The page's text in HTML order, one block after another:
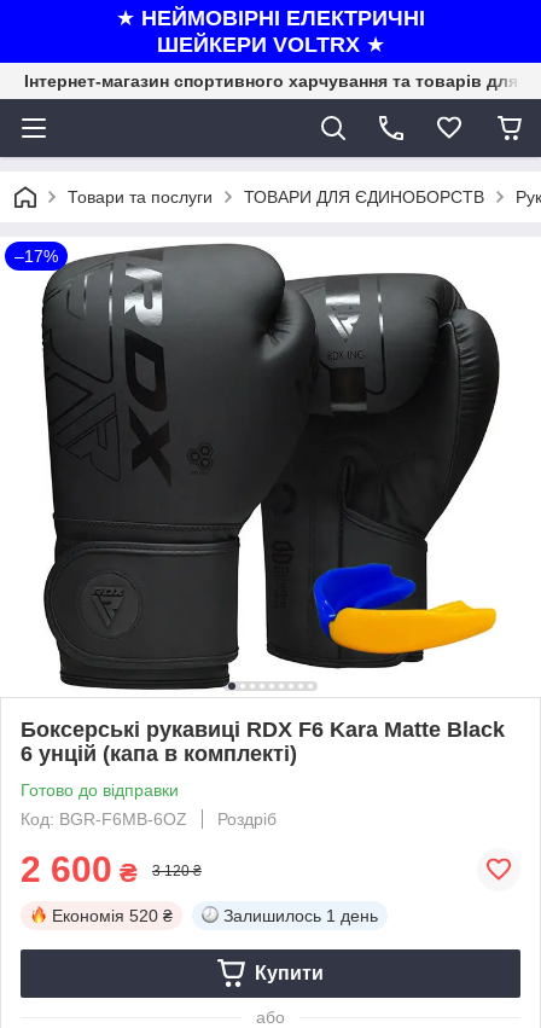
★ НЕЙМОВІРНІ ЕЛЕКТРИЧНІ
ШЕЙКЕРИ VOLTRX ★
Інтернет-магазин спортивного харчування та товарів для
Товари та послуги ТОВАРИ ДЛЯ ЄДИНОБОРСТВ
–17%
Боксерські рукавиці RDX F6 Kara Matte Black
6 унцій (капа в комплекті)
Готово до відправки
Код: BGR-F6MB-6OZ
Роздріб
2 600 ₴ 3 120 ₴
Економія 520 ₴ Залишилось 1 день
Купити
або